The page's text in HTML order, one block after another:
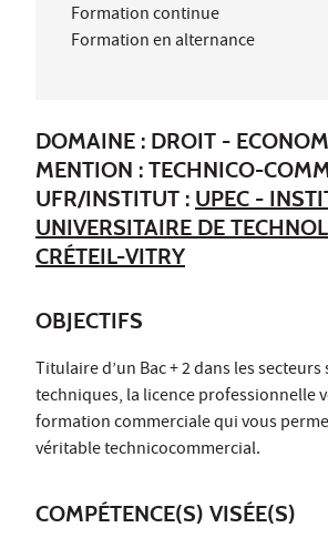
Formation continue
Formation en alternance
DOMAINE : DROIT -
MENTION : TECHNICO-
UFR/INSTITUT : UPEC -
UNIVERSITAIRE DE
CRÉTEIL-VITRY
OBJECTIFS
Titulaire d’un Bac + 2 dans les
techniques, la licence professionnelle
formation commerciale qui vous
véritable technicocommercial.
COMPÉTENCE(S) VISÉE(S)